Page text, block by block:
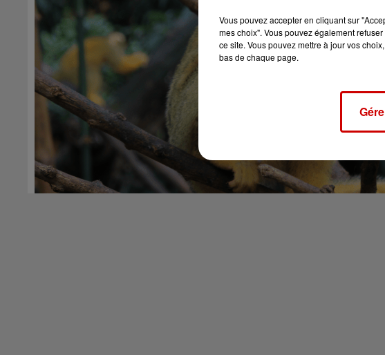
Vous pouvez accepter en cliquant sur
mes choix". Vous pouvez également
ce site. Vous pouvez mettre à jour vos
bas de chaque page.